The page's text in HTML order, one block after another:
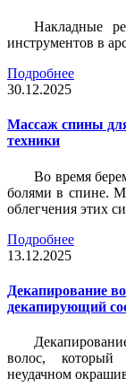
Накладные
инструментов в
Подробнее
30.12.2025
Массаж спины
техники
Во время
болями в спине.
облегчения этих
Подробнее
13.12.2025
Декапирование
декапирующий
волос, который
неудачном